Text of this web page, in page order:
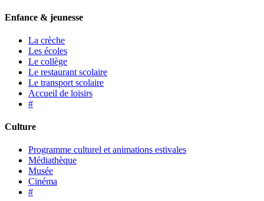
Enfance & jeunesse
La crèche
Les écoles
Le collège
Le restaurant scolaire
Le transport scolaire
Accueil de loisirs
#
Culture
Programme culturel et animations estivales
Médiathèque
Musée
Cinéma
#